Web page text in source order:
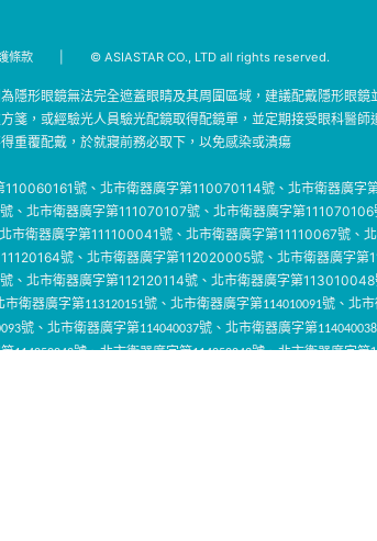
條款 © ASIASTAR CO., LTD all rights reserved.
隱形眼鏡無法完全遮蓋眼睛及其周圍區域，建議配戴隱形眼
箋，或經驗光人員驗光配鏡取得配鏡單，並定期接受眼科醫師
重覆配戴，於就寢前務必取下，以免感染或潰瘍
號、北市衛器廣字第110070114號、北市衛器廣
、北市衛器廣字第111070107號、北市衛器廣字第
衛器廣字第111100041號、北市衛器廣字第11110067號、
號、北市衛器廣字第112020005號、北市衛器廣
、北市衛器廣字第112120114號、北市衛器廣字第
衛器廣字第113120151號、北市衛器廣字第114010091號、北
號、北市衛器廣字第114040037號、北市衛器廣字第
114050042號、北市衛器廣字第114050043號、北市衛器廣字